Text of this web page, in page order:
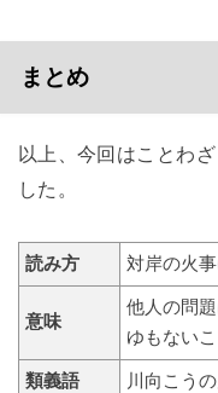
まとめ
以上、今回はことわ
した。
読み方 対岸の火
意味
他人の問
ゆもないこ
類義語 川向こう